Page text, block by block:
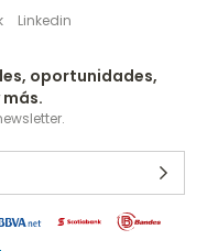
Linkedin
oportunidades,